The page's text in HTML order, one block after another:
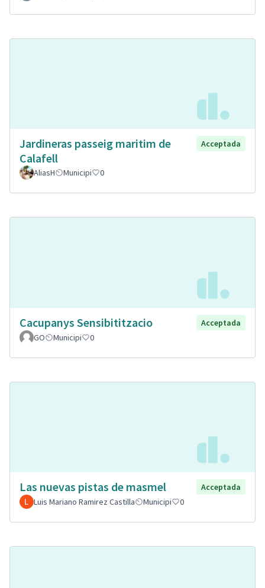
Jardineras passeig maritim de
Calafell
Acceptada
AliasH Municipi 0
Cacupanys Sensibititzacio
Acceptada
GO
Municipi 0
Las nuevas pistas de masmel
Acceptada
Luis Mariano Ramirez Castilla
Municipi 0